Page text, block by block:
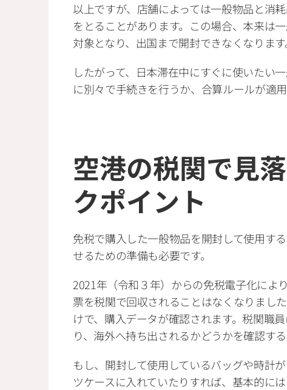
以上ですが、店舗によっては一般物品と消
をとることがあります。この場合、本来は
対象となり、出国まで開封できなくなります
したがって、日本滞在中にすぐに使いたい
に別々で手続きを行うか、合算ルールが適
空港の税関で見
クポイント
免税で購入した一般物品を開封して使用す
せるための準備も必要です。
2021年（令和３年）からの免税電子化によ
票を税関で回収されることはなくなりまし
けで、購入データが確認されます。税関職
り、海外へ持ち出されるかどうかを確認す
もし、開封して使用しているバッグや時計
ツケースに入れていたりすれば、基本的に